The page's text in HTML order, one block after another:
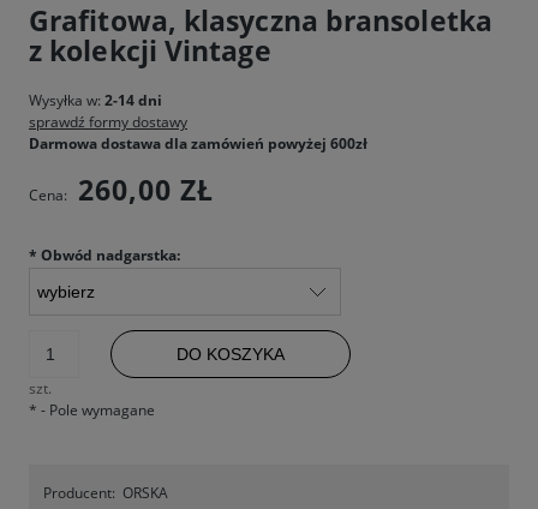
Grafitowa, klasyczna bransoletka
z kolekcji Vintage
Wysyłka w: 2-14 dni
sprawdź formy dostawy
Darmowa dostawa dla zamówień powyżej 600zł
Cena: 260,00 ZŁ
* Obwód nadgarstka:
szt.
DO KOSZYKA
* - Pole wymagane
Producent: ORSKA